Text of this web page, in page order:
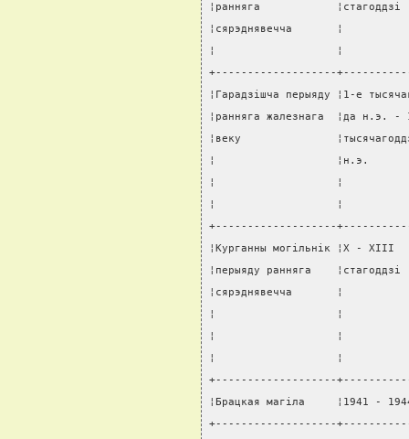
¦ранняга
¦сярэднявечча       ¦
¦                   ¦
+-------------------
¦Гарадзiшча перыяду ¦1-е
¦ранняга жалезнага  ¦да
¦веку
¦                   ¦н.э.
¦                   ¦
¦                   ¦
+-------------------
¦Курганны могiльнiк ¦X -
¦перыяду ранняга
¦сярэднявечча       ¦
¦                   ¦
¦                   ¦
¦                   ¦
+-------------------
¦Брацкая магiла     ¦1941 -
+-------------------